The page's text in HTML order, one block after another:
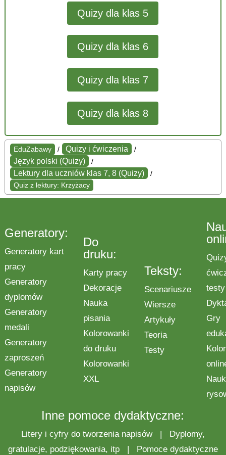
Quizy dla klas 5
Quizy dla klas 6
Quizy dla klas 7
Quizy dla klas 8
EduZabawy / Quizy i ćwiczenia /
Język polski (Quizy) /
Lektury dla uczniów klas 7, 8 (Quizy)
/
Quiz z lektury: Krzyżacy
Generatory:
Generatory kart
pracy
Generatory
dyplomów
Generatory
medali
Generatory
zaproszeń
Generatory
napisów
Do
druku:
Karty pracy
Dekoracje
Nauka
pisania
Kolorowanki
do druku
Kolorowanki
XXL
Teksty:
Scenariusze
Wiersze
Artykuły
Teoria
Testy
testy
Gry
Inne pomoce dydaktyczne:
Litery i cyfry do tworzenia napisów|
Dyplomy,
gratulacje, podziękowania, itp| Pomoce dydaktyczne